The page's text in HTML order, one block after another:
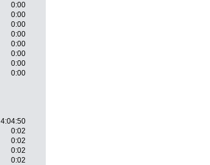
0:00
0:00
0:00
0:00
0:00
0:00
0:00
0:00
4:04:50
0:02
0:02
0:02
0:02